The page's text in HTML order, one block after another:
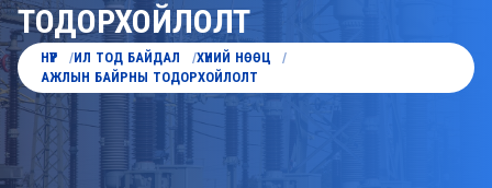
ТОДОРХОЙЛОЛТ
НҮҮР ИЛ ТОД БАЙДАЛ
ХҮНИЙ НӨӨЦ
АЖЛЫН БАЙРНЫ ТОДОРХОЙЛОЛТ